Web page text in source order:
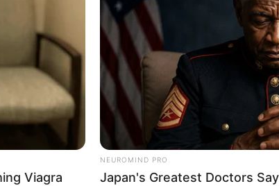
Viagra
NEUROMIND PRO
Japan's Greatest Doctors